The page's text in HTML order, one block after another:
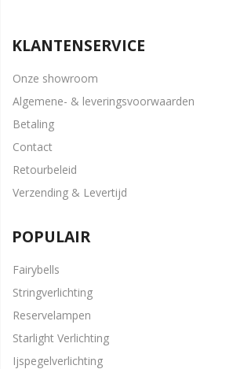
KLANTENSERVICE
Onze showroom
Algemene- & leveringsvoorwaarden
Betaling
Contact
Retourbeleid
Verzending & Levertijd
POPULAIR
Fairybells
Stringverlichting
Reservelampen
Starlight Verlichting
Ijspegelverlichting